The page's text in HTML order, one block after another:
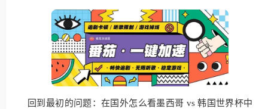
回到最初的问题：在国外怎么看墨西哥 vs 韩国世界杯中